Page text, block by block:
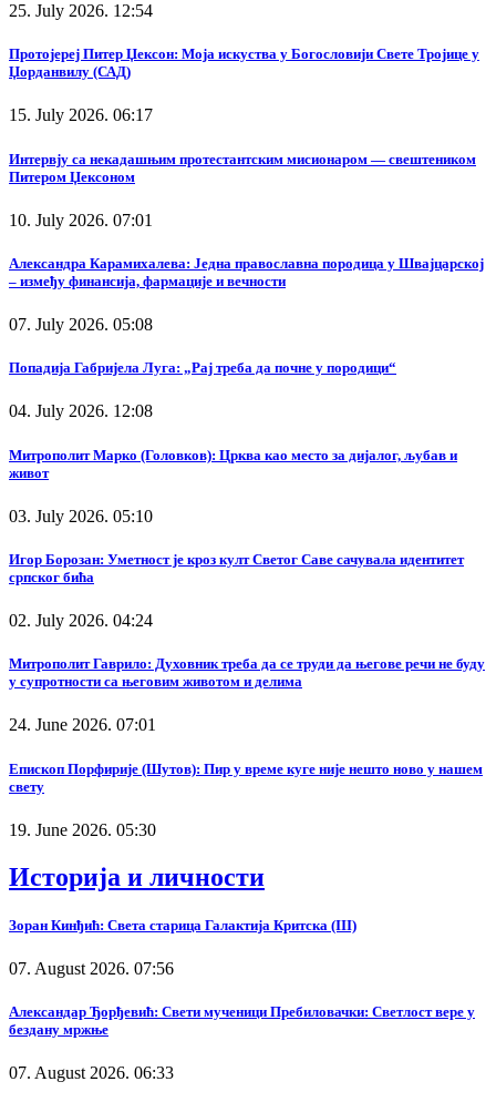
25. July 2026. 12:54
Протојереј Питер Џексон: Моја искуства у Богословији Свете Тројице у
Џорданвилу (САД)
15. July 2026. 06:17
Интервју са некадашњим протестантским мисионаром — свештеником
Питером Џексоном
10. July 2026. 07:01
Александра Карамихалева: Једна православна породица у Швајцарској
– између финансија, фармације и вечности
07. July 2026. 05:08
Попадија Габријела Луга: „Рај треба да почне у породици“
04. July 2026. 12:08
Митрополит Марко (Головков): Црква као место за дијалог, љубав и
живот
03. July 2026. 05:10
Игор Борозан: Уметност је кроз култ Светог Саве сачувала идентитет
српског бића
02. July 2026. 04:24
Митрополит Гаврило: Духовник треба да се труди да његове речи не буду
у супротности са његовим животом и делима
24. June 2026. 07:01
Епископ Порфирије (Шутов): Пир у време куге није нешто ново у нашем
свету
19. June 2026. 05:30
Историја и личности
Зоран Кинђић: Света старица Галактија Критска (III)
07. August 2026. 07:56
Александар Ђорђевић: Свети мученици Пребиловачки: Светлост вере у
бездану мржње
07. August 2026. 06:33